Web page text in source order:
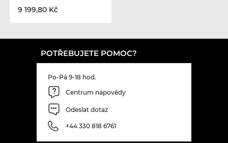
9 199,80 Kč
POTŘEBUJETE POMOC?
Po-Pá 9-18 hod.
Centrum nápovědy
Odeslat dotaz
+44 330 818 6761